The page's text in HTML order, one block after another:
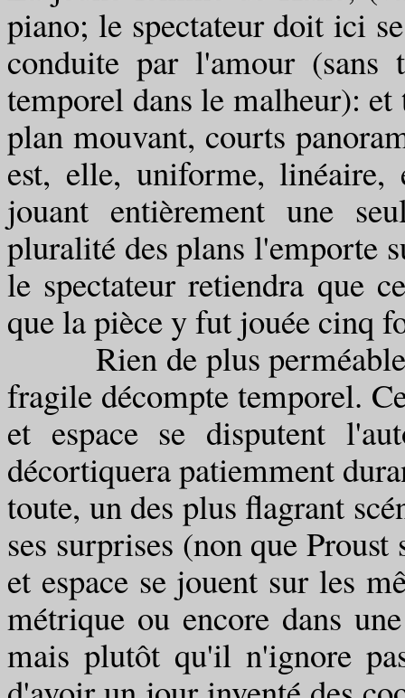
piano; le spectateur doit ici
conduite par l'amour (sans
temporel dans le malheur):
plan mouvant, courts
est, elle, uniforme,
jouant entièrement une
pluralité des plans l'emporte
le spectateur retiendra que
que la pièce y fut jouée cinq
Rien de plus perméable
fragile décompte temporel.
et espace se disputent
décortiquera patiemment
toute, un des plus flagrant
ses surprises (non que
et espace se jouent sur les
métrique ou encore dans
mais plutôt qu'il n'ignore